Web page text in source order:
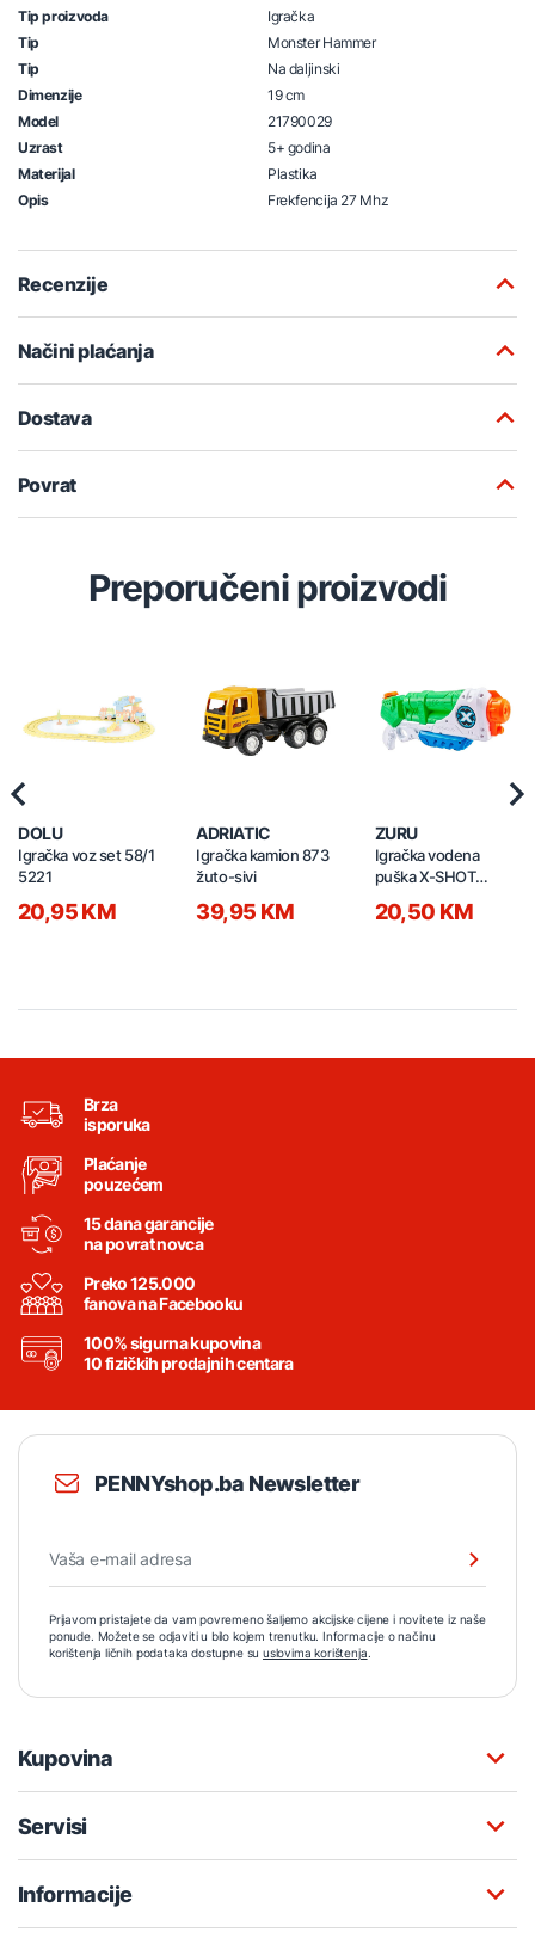
Tip proizvoda
Igračka
Tip
Monster Hammer
Tip
Na daljinski
Dimenzije
19 cm
Model
21790029
Uzrast
5+ godina
Materijal
Plastika
Opis
Frekfencija 27 Mhz
Recenzije
Načini plaćanja
Dostava
Povrat
Preporučeni proizvodi
DOLU
Igračka voz set 58/1
5221
20,95 KM
ADRIATIC
Igračka kamion 873
žuto-sivi
39,95 KM
ZURU
Igračka vodena
puška X-SHOT
20,50 KM
Brza
isporuka
Plaćanje
pouzećem
15 dana garancije
na povrat novca
Preko 125.000
fanova na Facebooku
100% sigurna kupovina
10 fizičkih prodajnih centara
PENNYshop.ba Newsletter
Prijavom pristajete da vam povremeno šaljemo akcijske cijene i novitete iz naše
ponude. Možete se odjaviti u bilo kojem trenutku. Informacije o načinu
korištenja ličnih podataka dostupne su uslovima korištenja.
Kupovina
Servisi
Informacije